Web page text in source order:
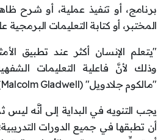
برنامج، أو تنفيذ عملية، أو شرح
المختبر، أو كتابة التعليمات
"يتعلم الإنسان أكثر عند تطبيق
وذلك لأنَّ فاعلية التعليمات
"مالكوم جلادويل" (Malcolm Gladwell).
يجب التنويه في البداية إلى أنَّه
أن تطبقها في جميع الدورات